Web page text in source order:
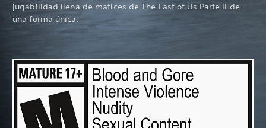
jugabilidad llena de matices de The Last of Us Parte II de
una forma única.